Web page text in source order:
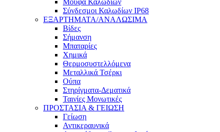
Μούφα Καλωδίων
Σύνδεσμοι Καλωδίων IP68
ΕΞΑΡΤΗΜΑΤΑ/ΑΝΑΛΩΣΙΜΑ
Βίδες
Σήμανση
Μπαταρίες
Χημικά
Θερμοσυστελλόμενα
Μεταλλικά Τσέρκι
Ούπα
Στηρίγματα-Δεματικά
Ταινίες Μονωτικές
ΠΡΟΣΤΑΣΙΑ & ΓΕΙΩΣΗ
Γείωση
Αντικεραυνικά